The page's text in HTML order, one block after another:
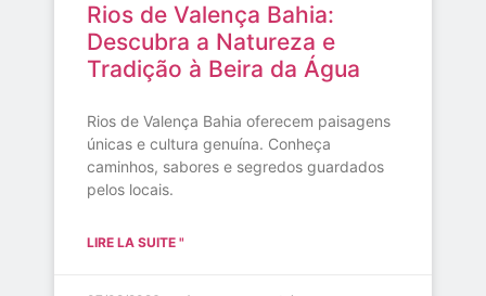
Rios de Valença Bahia:
Descubra a Natureza e
Tradição à Beira da Água
Rios de Valença Bahia oferecem paisagens
únicas e cultura genuína. Conheça
caminhos, sabores e segredos guardados
pelos locais.
LIRE LA SUITE "